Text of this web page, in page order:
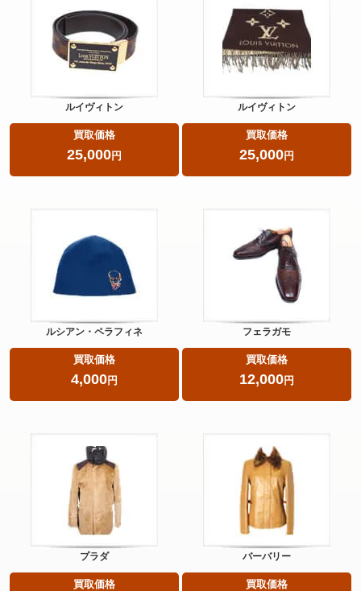
ルイヴィトン
買取価格
25,000円
ルイヴィトン
買取価格
25,000円
ルシアン・ペラフィネ
買取価格
4,000円
フェラガモ
買取価格
12,000円
プラダ
買取価格
バーバリー
買取価格